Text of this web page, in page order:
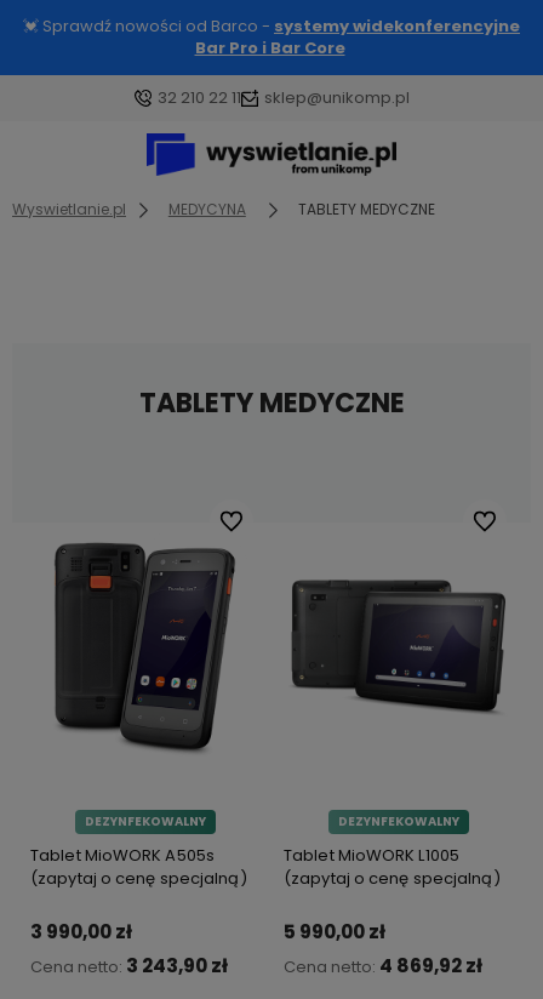
💓 Sprawdź nowości od Barco - systemy widekonferencyjne
Bar Pro i Bar Core
32 210 22 11 sklep@unikomp.pl
Wyswietlanie.pl MEDYCYNA TABLETY MEDYCZNE
TABLETY MEDYCZNE
DEZYNFEKOWALNY
Tablet MioWORK A505s
(zapytaj o cenę specjalną)
3 990,00 zł
Cena netto: 3 243,90 zł
Do ulubionych
DEZYNFEKOWALNY
Tablet MioWORK L1005
(zapytaj o cenę specjalną)
5 990,00 zł
Cena netto: 4 869,92 zł
Do